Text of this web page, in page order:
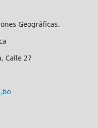
Geográficas.
Calle 27